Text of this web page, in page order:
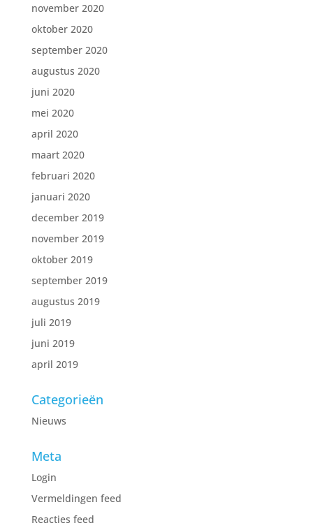
november 2020
oktober 2020
september 2020
augustus 2020
juni 2020
mei 2020
april 2020
maart 2020
februari 2020
januari 2020
december 2019
november 2019
oktober 2019
september 2019
augustus 2019
juli 2019
juni 2019
april 2019
Categorieën
Nieuws
Meta
Login
Vermeldingen feed
Reacties feed